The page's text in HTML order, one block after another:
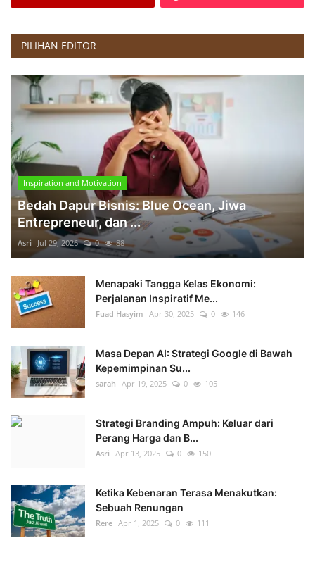
PILIHAN EDITOR
Inspiration and Motivation
Bedah Dapur Bisnis: Blue Ocean, Jiwa
Entrepreneur, dan ...
Asri Jul 29, 2026 0 88
Menapaki Tangga Kelas Ekonomi:
Perjalanan Inspiratif Me...
Fuad Hasyim Apr 30, 2025 0 146
Masa Depan AI: Strategi Google di Bawah
Kepemimpinan Su...
sarah Apr 19, 2025 0 105
Strategi Branding Ampuh: Keluar dari
Perang Harga dan B...
Asri Apr 13, 2025 0 150
Ketika Kebenaran Terasa Menakutkan:
Sebuah Renungan
Rere Apr 1, 2025 0 111